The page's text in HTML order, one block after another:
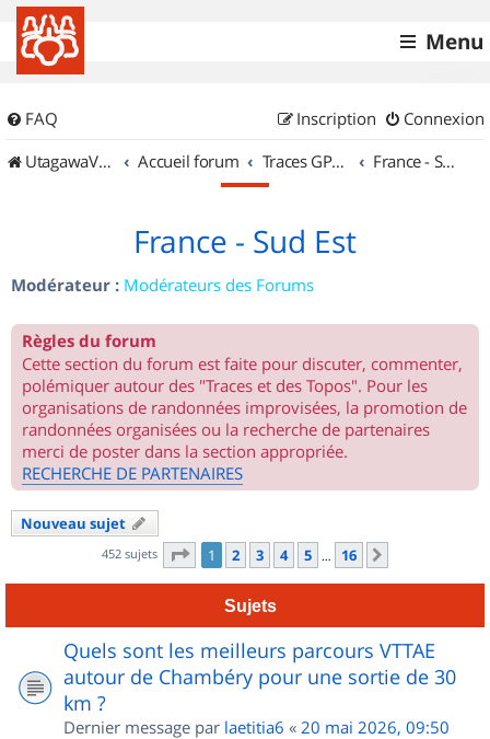
Menu
FAQ Connexion
Inscription
UtagawaVTT (Randos VTT et VTTAE avec traces GPS)
Accueil forum Traces GPS de randos VTT France - Sud Est
France - Sud Est
Modérateur : Modérateurs des Forums
Règles du forum
Cette section du forum est faite pour discuter, commenter,
polémiquer autour des "Traces et des Topos". Pour les
organisations de randonnées improvisées, la promotion de
randonnées organisées ou la recherche de partenaires
merci de poster dans la section appropriée.
RECHERCHE DE PARTENAIRES
Nouveau sujet
452 sujets Page 1sur
1 2 3 4 5 … 16
Sujets
Quels sont les meilleurs parcours VTTAE
autour de Chambéry pour une sortie de 30
km ?
Dernier message par laetitia6 « 20 mai 2026, 09:50